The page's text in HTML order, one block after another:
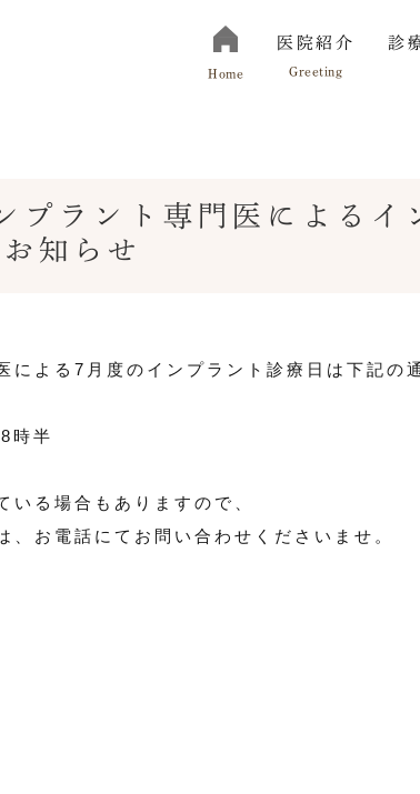
Home
医院紹介
Greeting
私たちが大切にしていること 院長紹
診
術後ブログ お知らせ
プラント専門医によるイ
知らせ
による7月度のインプラント診療日は下記の
時半
いる場合もありますので、
、お電話にてお問い合わせくださいませ。